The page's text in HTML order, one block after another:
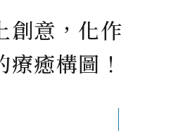
創意，化作
癒構圖！